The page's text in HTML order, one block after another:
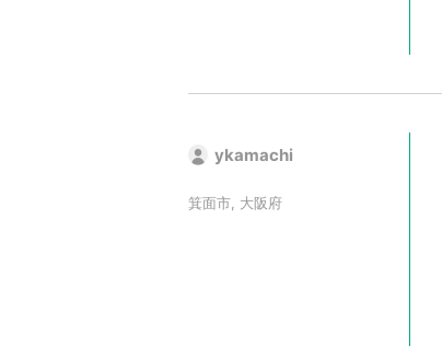
ykamachi
箕面市, 大阪府